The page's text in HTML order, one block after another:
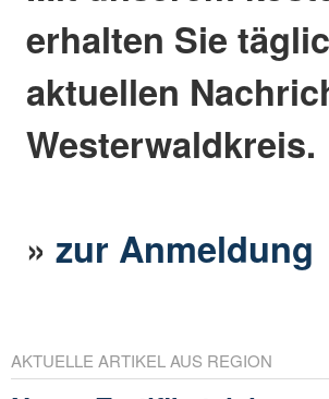
erhalten Sie
aktuellen
Westerwaldkreis.
»zur Anmeldung
AKTUELLE ARTIKEL AUS REGION